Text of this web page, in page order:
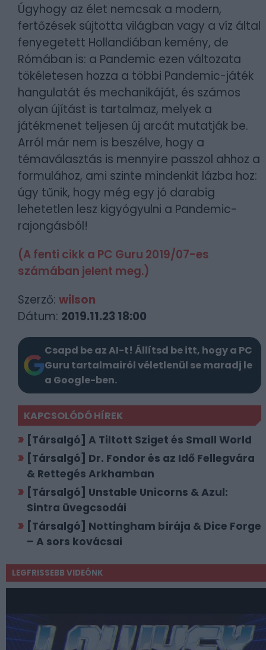
Úgyhogy az élet nemcsak a modern,
fertőzések sújtotta világban vagy a víz által
fenyegetett Hollandiában kemény, de
Rómában is: a Pandemic ezen változata
tökéletesen hozza a többi Pandemic-játék
hangulatát és mechanikáját, és számos
olyan újítást is tartalmaz, melyek a
játékmenet teljesen új arcát mutatják be.
Arról már nem is beszélve, hogy a
témaválasztás is mennyire passzol ahhoz a
formulához, ami szinte mindenkit lázba hoz:
úgy tűnik, hogy még egy jó darabig
lehetetlen lesz kigyógyulni a Pandemic-
rajongásból!
(A fenti cikk a PC Guru 2019/07-es
számában jelent meg.)
Szerző: wilson
Dátum: 2019.11.23 18:00
Csapd be az AI-t! Állítsd be itt, hogy a PC
Guru tartalmairól véletlenül se maradj le
a Google-ben.
KAPCSOLÓDÓ HÍREK
[Társalgó] A Tiltott Sziget és Small World
[Társalgó] Dr. Fondor és az Idő Fellegvára
& Rettegés Arkhamban
[Társalgó] Unstable Unicorns & Azul:
Sintra üvegcsodái
[Társalgó] Nottingham bírája & Dice Forge
– A sors kovácsai
LEGFRISSEBB VIDEÓNK